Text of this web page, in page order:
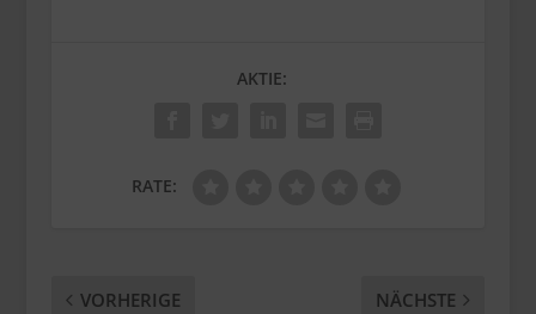
AKTIE:
RATE:
VORHERIGE NÄCHSTE